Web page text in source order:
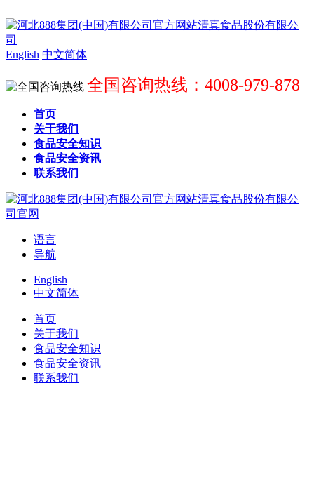
English 中文简体
全国咨询热线：4008-979-878
首页
关于我们
食品安全知识
食品安全资讯
联系我们
语言
导航
English
中文简体
首页
关于我们
食品安全知识
食品安全资讯
联系我们